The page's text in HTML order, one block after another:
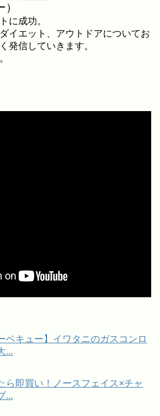
に成功。
イエット、アウトドアについてお
発信していきます。
ベキュー】イワタニのガスコンロ
...
ら即買い！ノースフェイス×チャ
...